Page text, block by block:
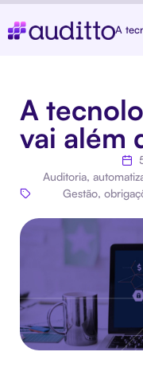
A
A
vai além
Auditoria,
Gestão,